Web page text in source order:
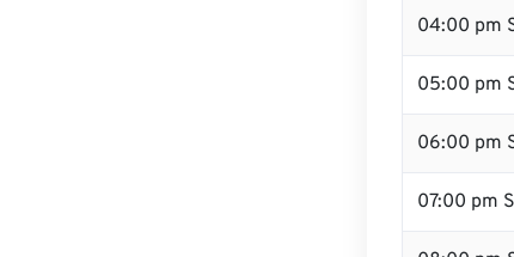
04:00 pm
05:00 pm
06:00 pm
07:00 pm